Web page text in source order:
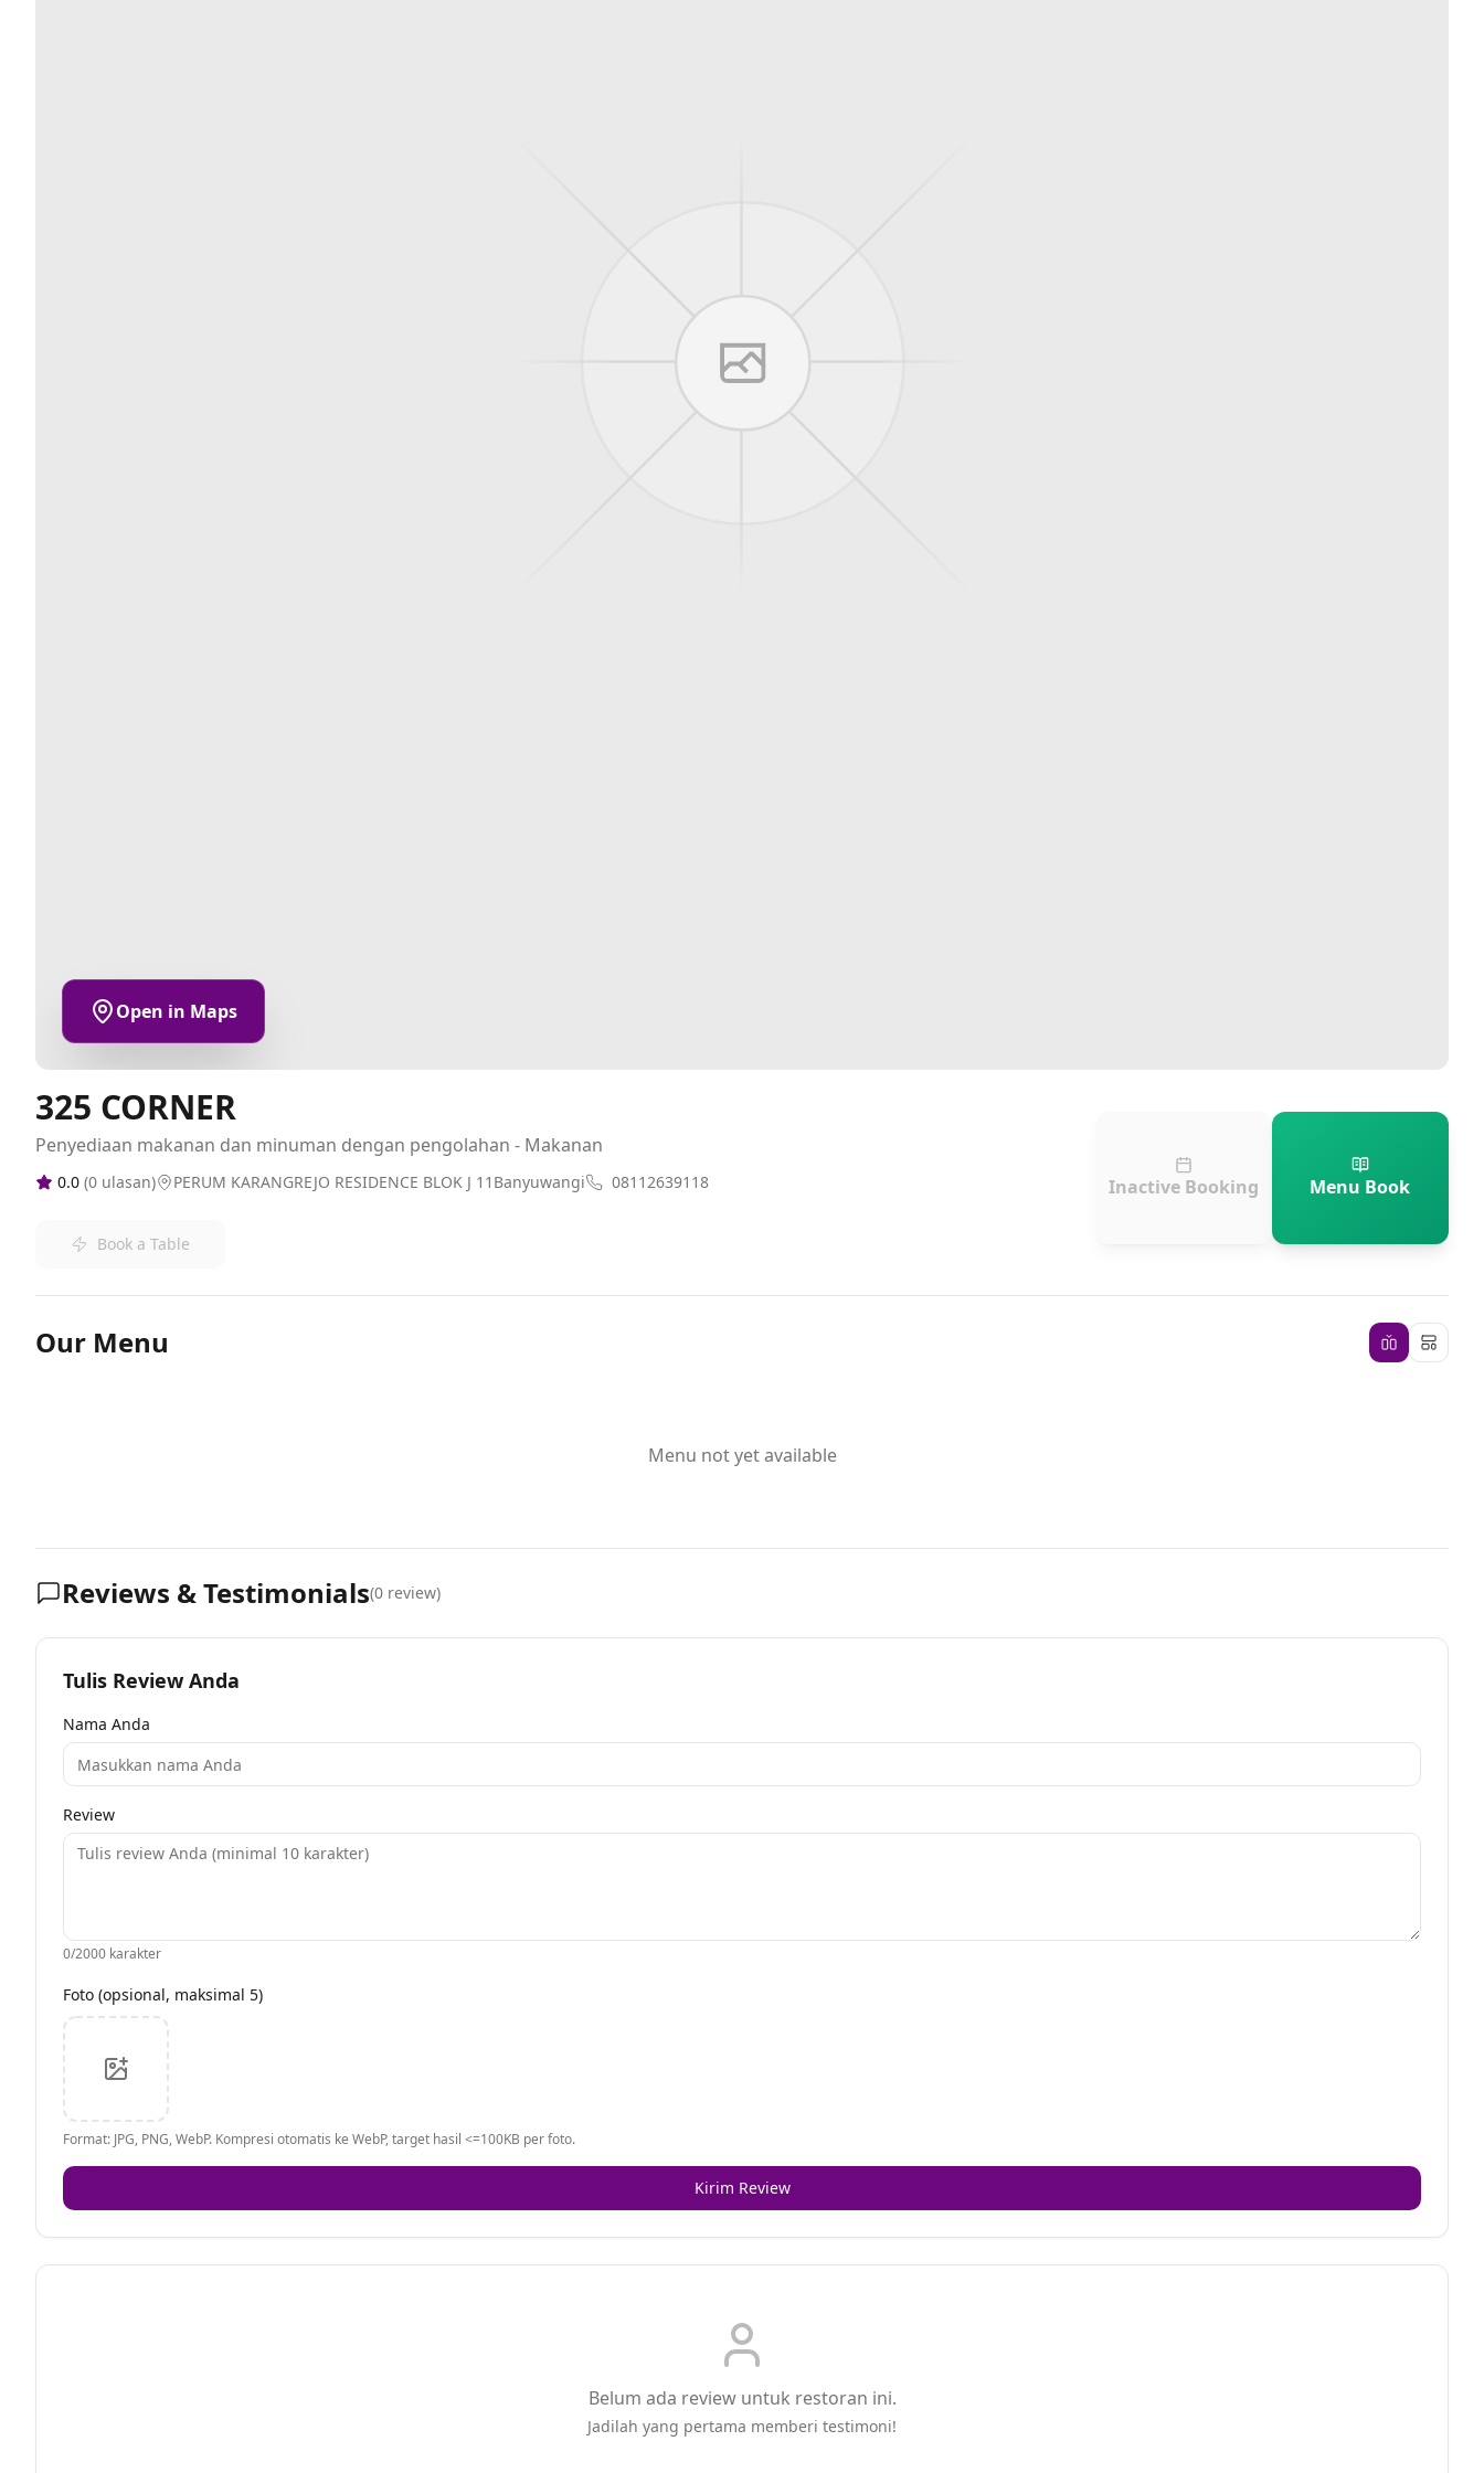
Open in Maps
325 CORNER
Penyediaan makanan dan minuman dengan pengolahan - Makanan
0.0 (0 ulasan) PERUM KARANGREJO RESIDENCE BLOK J 11Banyuwangi 08112639118
Book a Table
Inactive Booking Menu Book
Our Menu
Menu not yet available
Reviews & Testimonials(0 review)
Tulis Review Anda
Nama Anda
Review
0/2000 karakter
Foto (opsional, maksimal 5)
Format: JPG, PNG, WebP. Kompresi otomatis ke WebP, target hasil <=100KB per foto.
Kirim Review
Belum ada review untuk restoran ini.
Jadilah yang pertama memberi testimoni!